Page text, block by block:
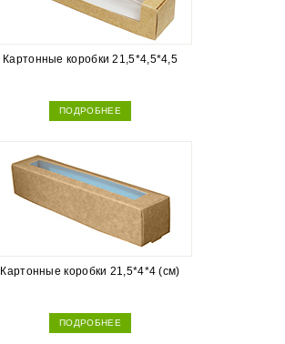
Картонные коробки 21,5*4,5*4,5
ПОДРОБНЕЕ
Картонные коробки 21,5*4*4 (см)
ПОДРОБНЕЕ